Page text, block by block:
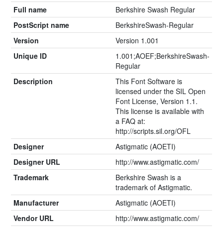
Full name
Berkshire Swash Regular
PostScript name
BerkshireSwash-Regular
Version
Version 1.001
Unique ID
1.001;AOEF;BerkshireSwash-
Regular
Description
This Font Software is
licensed under the SIL Open
Font License, Version 1.1.
This license is available with
a FAQ at:
http://scripts.sil.org/OFL
Designer
Astigmatic (AOETI)
Designer URL
http://www.astigmatic.com/
Trademark
Berkshire Swash is a
trademark of Astigmatic.
Manufacturer
Astigmatic (AOETI)
Vendor URL
http://www.astigmatic.com/